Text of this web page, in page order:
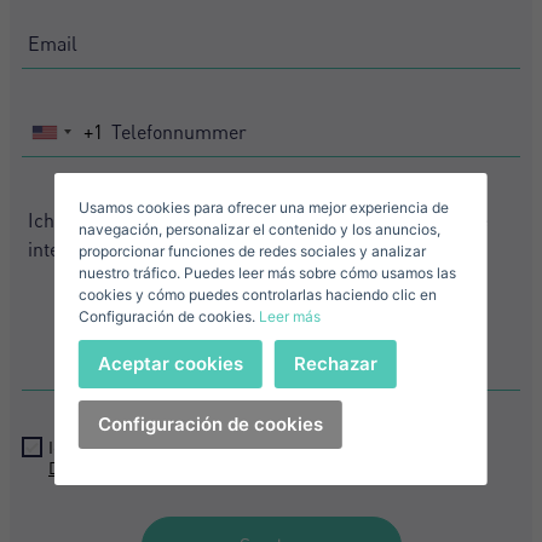
United
States
+1
Ich akzeptiere dieBedingungen und Konditionen zum
Datenschutz
Ich akzeptiere dieBedingungen und Konditionen zum
Datenschutz
Expose herunterladen
Mich Anmelden
Anmelden
Haben Sie Ihr Passwort vergessen?
Ich habe mein Passwort vergessen
Email*
Telefonnummer*
United
States
+1
+1
Passwort**
Verkaufen Sie Ihre Immobilie
United
States
+1
+1
Usamos cookies para ofrecer una mejor experiencia de
navegación, personalizar el contenido y los anuncios,
proporcionar funciones de redes sociales y analizar
nuestro tráfico. Puedes leer más sobre cómo usamos las
cookies y cómo puedes controlarlas haciendo clic en
Configuración de cookies. Leer más
Configuración de cookies
Aceptar cookies Rechazar